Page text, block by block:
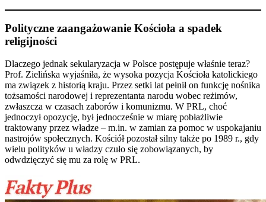
Polityczne zaangażowanie Kościoła a spadek
religijności
Dlaczego jednak sekularyzacja w Polsce postępuje właśnie teraz?
Prof. Zielińska wyjaśniła, że wysoka pozycja Kościoła katolickiego
ma związek z historią kraju. Przez setki lat pełnił on funkcję nośnika
tożsamości narodowej i reprezentanta narodu wobec reżimów,
zwłaszcza w czasach zaborów i komunizmu. W PRL, choć
jednoczył opozycję, był jednocześnie w miarę pobłażliwie
traktowany przez władze – m.in. w zamian za pomoc w uspokajaniu
nastrojów społecznych. Kościół pozostał silny także po 1989 r., gdy
wielu polityków u władzy czuło się zobowiązanych, by
odwdzięczyć się mu za rolę w PRL.